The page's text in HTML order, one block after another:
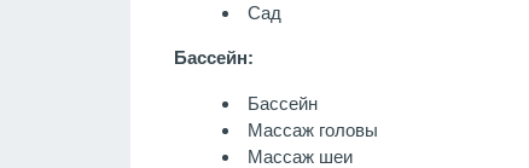
Сад
Бассейн:
Бассейн
Массаж головы
Массаж шеи